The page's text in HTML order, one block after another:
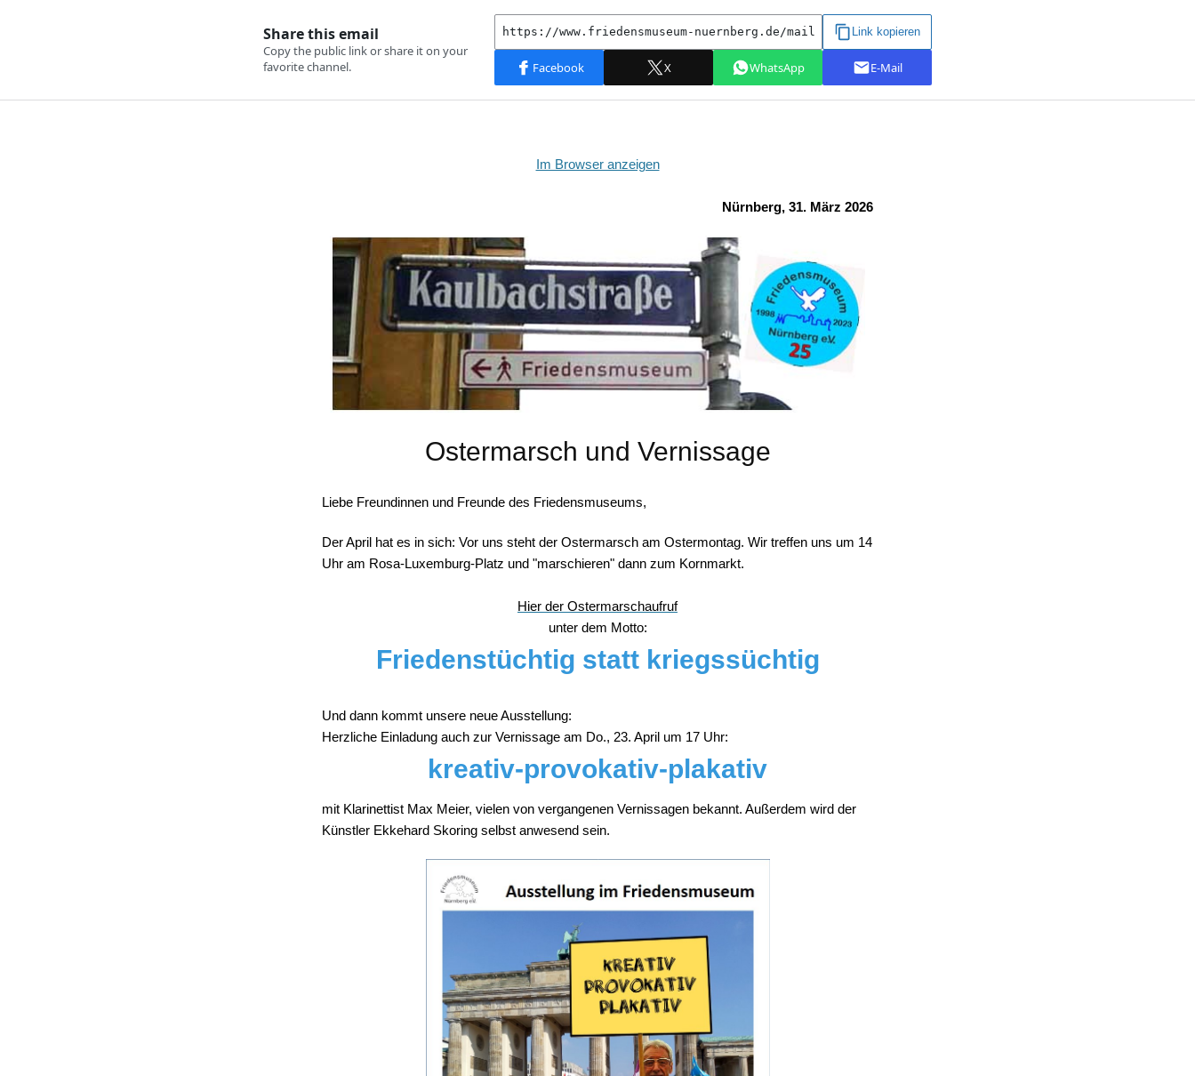
Im Browser anzeigen
Nürnberg, 31. März 2026
Ostermarsch und Vernissage
Liebe Freundinnen und Freunde des Friedensmuseums,
Der April hat es in sich: Vor uns steht der Ostermarsch am Ostermontag. Wir treffen uns um 14
Uhr am Rosa-Luxemburg-Platz und "marschieren" dann zum Kornmarkt.
Hier der Ostermarschaufruf
unter dem Motto:
Friedenstüchtig statt kriegssüchtig
Und dann kommt unsere neue Ausstellung:
Herzliche Einladung auch zur Vernissage am Do., 23. April um 17 Uhr:
kreativ-provokativ-plakativ
mit Klarinettist Max Meier, vielen von vergangenen Vernissagen bekannt. Außerdem wird der
Künstler Ekkehard Skoring selbst anwesend sein.